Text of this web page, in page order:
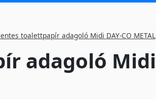
toalettpapír adagoló Midi DAY-CO METAL
adagoló Midi